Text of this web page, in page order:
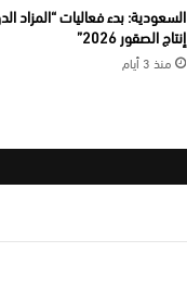
السعودية: بدء فعاليات “المزاد
إنتاج الصقور 2026”
منذ 3 أيام